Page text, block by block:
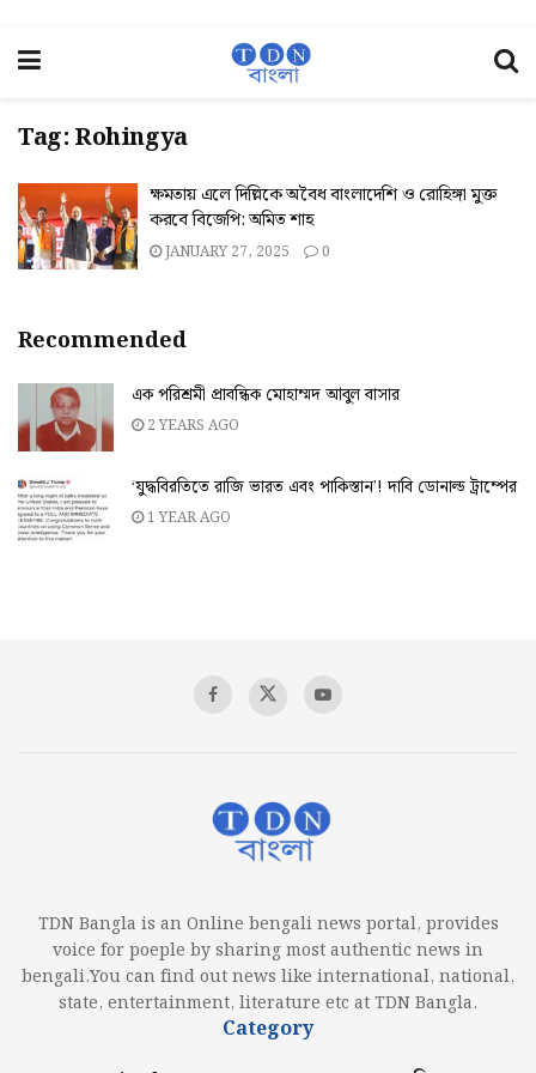
Tag:Rohingya
ক্ষমতায় এলে দিল্লিকে অবৈধ বাংলাদেশি ও রোহিঙ্গা মুক্ত
করবে বিজেপি: অমিত শাহ
JANUARY 27, 2025 0
Recommended
এক পরিশ্রমী প্রাবন্ধিক মোহাম্মদ আবুল বাসার
2 YEARS AGO
‘যুদ্ধবিরতিতে রাজি ভারত এবং পাকিস্তান’! দাবি ডোনাল্ড ট্রাম্পের
1 YEAR AGO
TDN Bangla is an Online bengali news portal, provides
voice for poeple by sharing most authentic news in
bengali.You can find out news like international, national,
state, entertainment, literature etc at TDN Bangla.
Category